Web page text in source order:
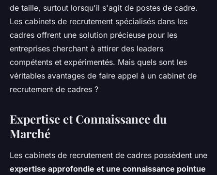
de taille, surtout lorsqu'il s'agit de postes de cadre.
Les cabinets de recrutement spécialisés dans les
cadres offrent une solution précieuse pour les
entreprises cherchant à attirer des leaders
compétents et expérimentés. Mais quels sont les
véritables avantages de faire appel à un cabinet de
recrutement de cadres ?
Expertise et Connaissance du
Marché
Les cabinets de recrutement de cadres possèdent une
expertise approfondie et une connaissance pointue